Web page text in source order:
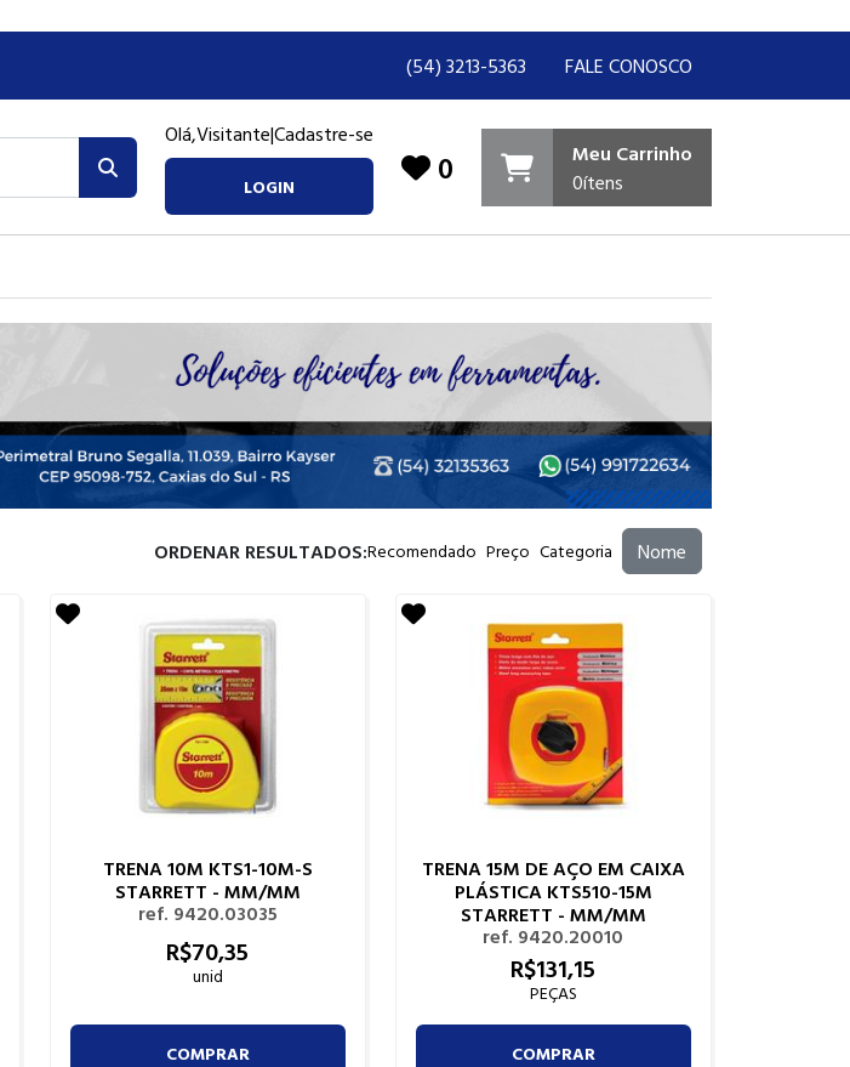
(54) 3213-5363
FALE CONOSCO
Olá,Visitante|Cadastre-se
LOGIN 0
Meu Carrinho
0ítens
ORDENAR RESULTADOS:Recomendado Preço Categoria Nome
TRENA 10M KTS1-10M-S
STARRETT - MM/MM
ref. 9420.03035
R$70,35
unid
COMPRAR
TRENA 15M DE AÇO EM CAIXA
PLÁSTICA KTS510-15M
STARRETT - MM/MM
ref. 9420.20010
R$131,15
PEÇAS
COMPRAR